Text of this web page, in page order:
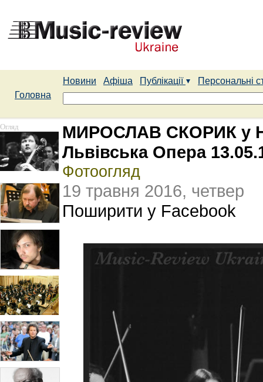
Новини Афіша Публікації
Персональні
Головна
Огляд
МИРОСЛАВ СКОРИК у
Львівська Опера
Фотоогляд
19 травня 2016, четвер
Поширити у Facebook